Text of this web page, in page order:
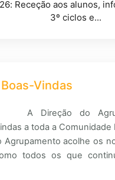
Receção aos alunos,
3º ciclos e...
Vindas
A Direção do
a toda a Comunidade
Agrupamento acolhe os
todos os que